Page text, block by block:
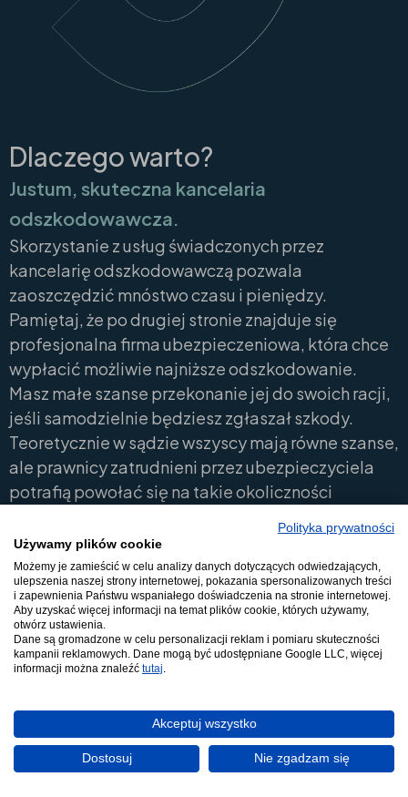
Dlaczego warto?
Justum, skuteczna kancelaria
odszkodowawcza.
Skorzystanie z usług świadczonych przez
kancelarię odszkodowawczą pozwala
zaoszczędzić mnóstwo czasu i pieniędzy.
Pamiętaj, że po drugiej stronie znajduje się
profesjonalna firma ubezpieczeniowa, która chce
wypłacić możliwie najniższe odszkodowanie.
Masz małe szanse przekonanie jej do swoich racji,
jeśli samodzielnie będziesz zgłaszał szkody.
Teoretycznie w sądzie wszyscy mają równe szanse,
ale prawnicy zatrudnieni przez ubezpieczyciela
potrafią powołać się na takie okoliczności
racje mogą nie zostać uwzględnione.
Z tego powodu warto skorzystać z pomocy
profesjonalnej firmy odzyskującej
odszkodowania. Skontaktuj się z nami, jeśli
ubezpieczyciel odmówił wypłaty odszkodowania
zdrowiu i życiu) lub zaniżył jego wysokość.
Bezpłatnie przeanalizujemy sprawę i
zaproponujemy skuteczne działania.
Polityka prywatności
Używamy plików cookie
Możemy je zamieścić w celu analizy danych dotyczących odwiedzających,
ulepszenia naszej strony internetowej, pokazania spersonalizowanych treści
i zapewnienia Państwu wspaniałego doświadczenia na stronie internetowej.
Aby uzyskać więcej informacji na temat plików cookie, których używamy,
otwórz ustawienia.
Dane są gromadzone w celu personalizacji reklam i pomiaru skuteczności
kampanii reklamowych. Dane mogą być udostępniane Google LLC, więcej
informacji można znaleźć tutaj.
Akceptuj wszystko
Dostosuj Nie zgadzam się